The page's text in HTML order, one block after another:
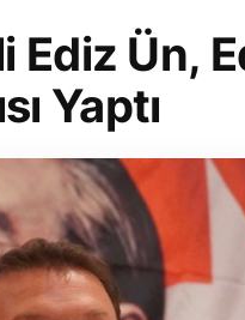
Ediz Ün,
Yaptı